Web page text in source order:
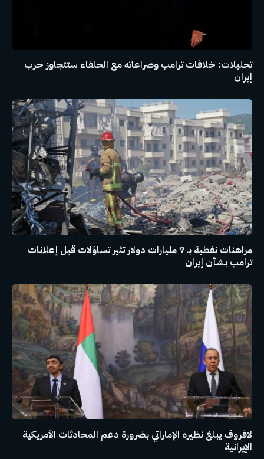
تحليلات: خلافات ترامب وصراعاته مع الحلفاء ستتجاوز حرب
إيران
مراهنات نفطية بـ 7 مليارات دولار تثير تساؤلات قبل إعلانات
ترامب بشأن إيران
لافروف يبلغ نظيره الإماراتي بضرورة دعم المحادثات الأمريكية
الإيرانية